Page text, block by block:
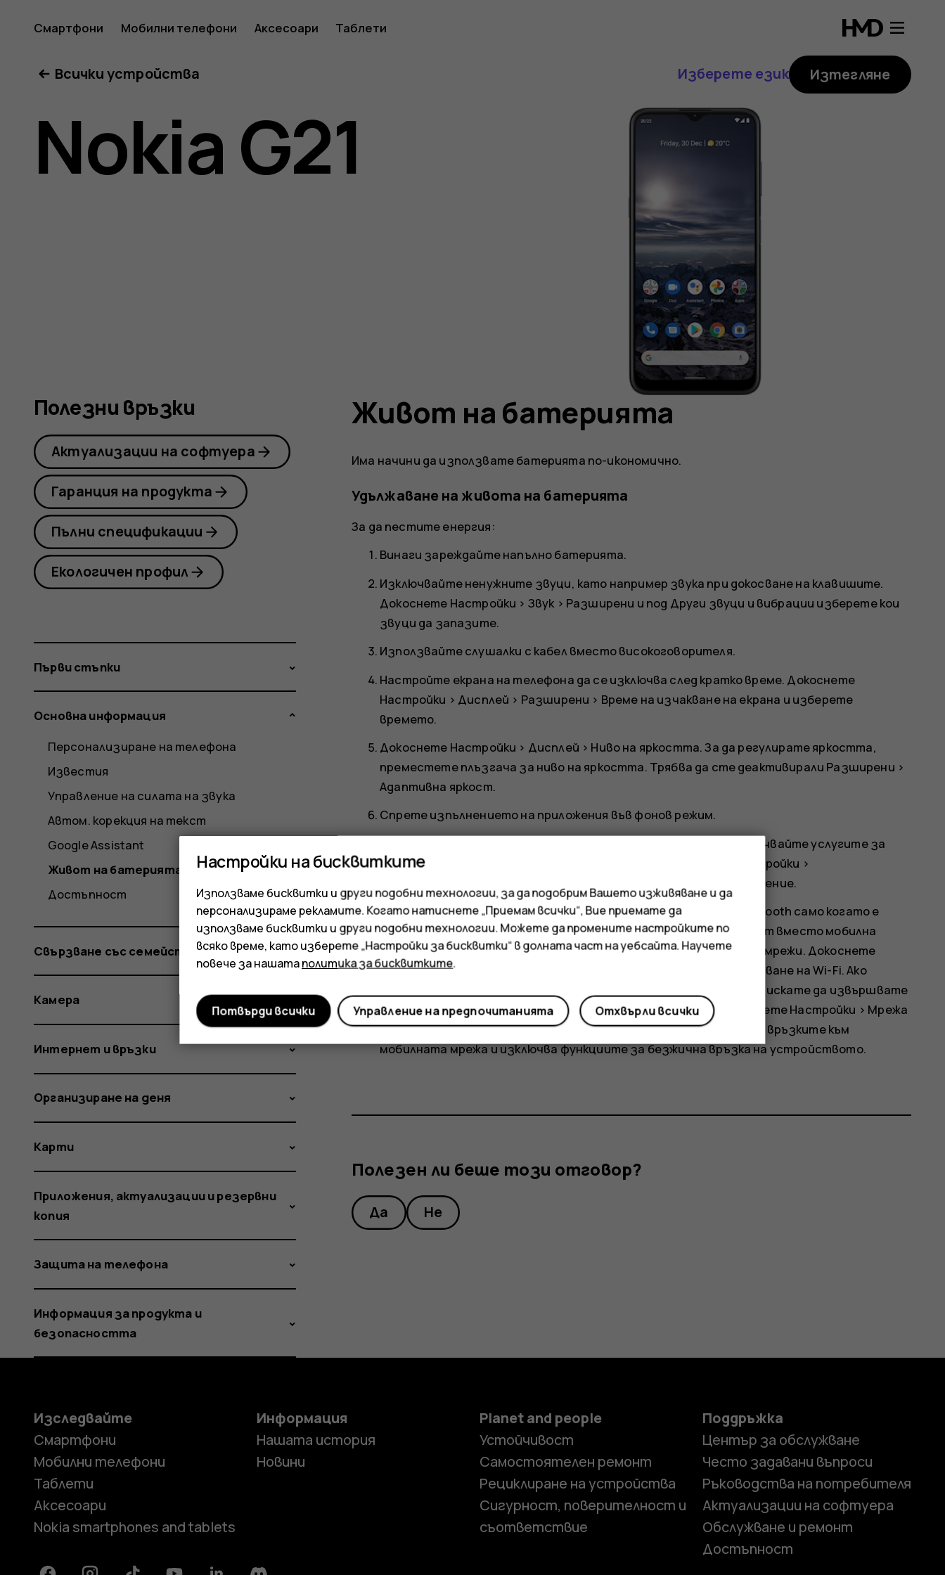
Ръководство
на
потребителя
G21
Смартфони Мобилни телефони Аксесоари Таблети
Всички устройства Изберете език Изтегляне
Nokia G21
Живот на батерията
Има начини да използвате батерията по-икономично.
Удължаване на живота на батерията
За да пестите енергия:
Винаги зареждайте напълно батерията.
Изключвайте ненужните звуци, като например звука при докосване на клавишите.
Докоснете Настройки > Звук> Разширени и под Други звуци и вибрации изберете кои
звуци да запазите.
Използвайте слушалки с кабел вместо високоговорителя.
Настройте екрана на телефона да се изключва след кратко време. Докоснете
Настройки > Дисплей > Разширени > Време на изчакване на екрана и изберете
времето.
Докоснете Настройки > Дисплей > Ниво на яркостта. За да регулирате яркостта,
преместете плъзгача за ниво на яркостта. Трябва да сте деактивирали Разширени >
Адаптивна яркост.
Спрете изпълнението на приложения във фонов режим.
Използвайте селективно услугите за местоположение: изключвайте услугите за
местоположение, когато не са ви необходими. Докоснете
Настройки >
Използване на местоположение.
Използвайте селективно мрежовите връзки: включвайте Bluetooth само когато е
необходимо. Използвайте Wi-Fi връзка за свързване с интернет вместо мобилна
връзка за данни. Забранете сканирането за налични безжични мрежи. Докоснете
Настройки> Използване на Wi-Fi. Ако
слушате музика или използвате телефона по друг начин, но не искате да извършвате
или приемате обаждания, включете самолетния режим. ДокоснетеНастройки > Мрежа
и интернет>Самолетен режим
. Самолетният режим прекъсва връзките към
мобилната мрежа и изключва функциите за безжична връзка на устройството.
Полезен ли беше този отговор?
Да Не
Полезни връзки
Актуализации на софтуера
Гаранция на продукта
Пълни спецификации
Екологичен профил
Първи стъпки
Основна информация
Персонализиране на телефона
Известия
Управление на силата на звука
Автом. корекция на текст
Google Assistant
Живот на батерията
Достъпност
Свързване със семейство и приятели
Камера
Интернет и връзки
Организиране на деня
Карти
Приложения, актуализации и резервни
копия
Защита на телефона
Информация за продукта и
безопасността
Изследвайте
Смартфони
Мобилни телефони
Таблети
Аксесоари
Nokia smartphones and tablets
Информация
Нашата история
Новини
Planet and people
Устойчивост
Самостоятелен ремонт
Рециклиране на устройства
Сигурност, поверителност и
съответствие
Поддръжка
Център за обслужване
Често задавани въпроси
Ръководства на потребителя
Актуализации на софтуера
Обслужване и ремонт
Достъпност
Настройки на бисквитките
Използваме бисквитки и други подобни технологии, за да подобрим Вашето изживяване и да
персонализираме рекламите. Когато натиснете „Приемам всички“, Вие приемате да
използваме бисквитки и други подобни технологии. Можете да промените настройките по
всяко време, като изберете „Настройки за бисквитки“ в долната част на уебсайта. Научете
повече за нашатаполитика за бисквитките.
Отхвърли всички
Управление на предпочитанията
Потвърди всички